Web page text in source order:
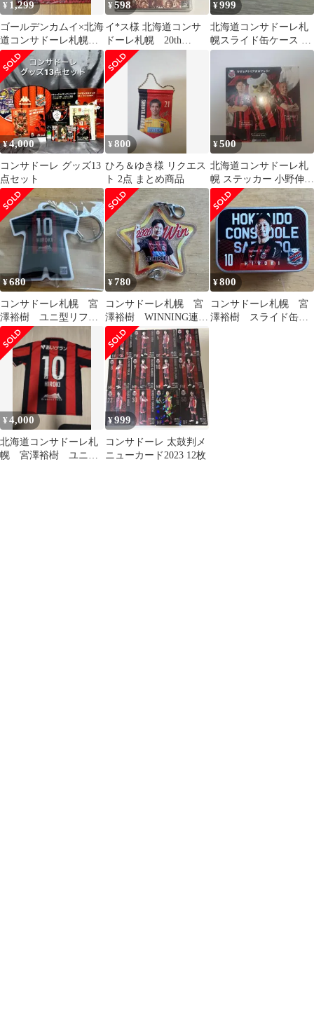
¥ 1,299
ゴールデンカムイ×北海
道コンサドーレ札幌
選手コラボスチェンカ
Tシャツ(黒)
¥598
イ*ス様 北海道コンサ
ドーレ札幌 20th
ANNIVERSARY DVD
¥999
北海道コンサドーレ札
幌スライド缶ケース 宮
澤裕樹
¥4,000
コンサドーレ グッズ13
点セット
¥800
ひろ＆ゆき様 リクエス
ト 2点 まとめ商品
¥500
北海道コンサドーレ札
幌 ステッカー 小野伸二
宮澤裕樹 ドーレくん 浦
和レッズ
¥680
コンサドーレ札幌 宮
澤裕樹 ユニ型リフレ
クターキーホルダー
ガチャコン
¥780
コンサドーレ札幌 宮
澤裕樹 WINNING連結
チャーム2026
¥800
コンサドーレ札幌 宮
澤裕樹 スライド缶ケ
¥4,000
北海道コンサドーレ札
幌 宮澤裕樹 ユニフ
¥999
コンサドーレ 太鼓判メ
ニューカード2023 12枚